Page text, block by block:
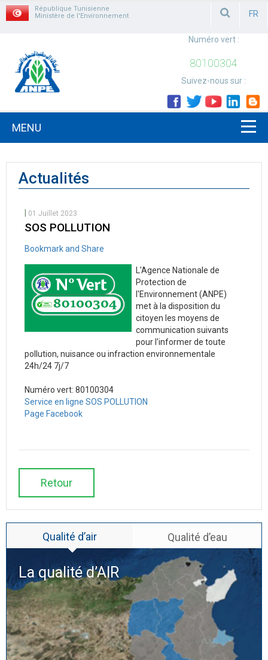
République Tunisienne
Ministère de l'Environnement
FR
Numéro vert :
80100304
Suivez-nous sur :
MENU
Actualités
01 Juillet 2023
SOS POLLUTION
L'Agence Nationale de
Protection de
l'Environnement (ANPE)
met à la disposition du
citoyen les moyens de
communication suivants
pour l'informer de toute
pollution, nuisance ou infraction environnementale
24h/24 7j/7
Numéro vert: 80100304
Service en ligne SOS POLLUTION
Page Facebook
Retour
Qualité d’air Qualité d’eau
La qualité d’AIR